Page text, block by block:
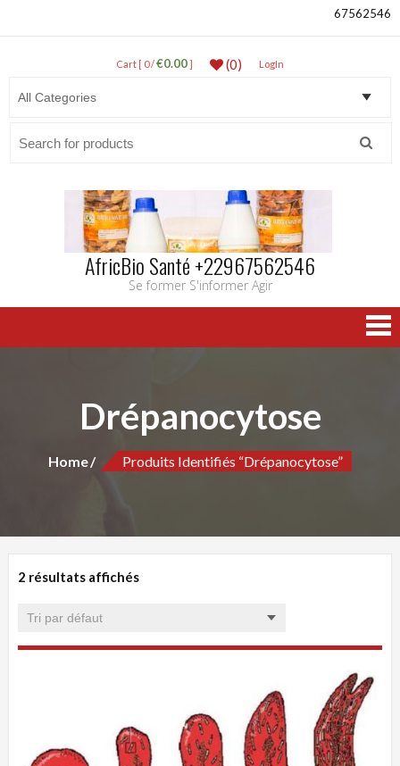
67562546
Cart [ 0 /€0.00] (0) LogIn
AfricBio Santé +22967562546
Se former S'informer Agir
Drépanocytose
Home Produits Identifiés “Drépanocytose”
2 résultats affichés